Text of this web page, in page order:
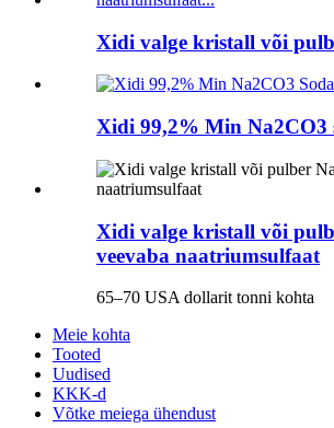
Xidi valge kristall või
Xidi 99,2% Min Na2CO3
Xidi valge kristall või
veevaba naatriumsulfaat
65–70 USA dollarit tonni kohta
Meie kohta
Tooted
Uudised
KKK-d
Võtke meiega ühendust